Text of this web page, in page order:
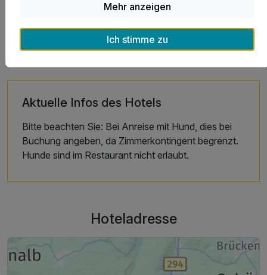
Allgemeine Geschäftsbedingungen
Aktuelle Infos des Hotels
Bitte beachten Sie: Bei Anreise mit Hund, dies bei
Buchung angeben, da Zimmerkontingent begrenzt.
Hunde sind im Restaurant nicht erlaubt.
Hoteladresse
Mehr anzeigen
Ich stimme zu